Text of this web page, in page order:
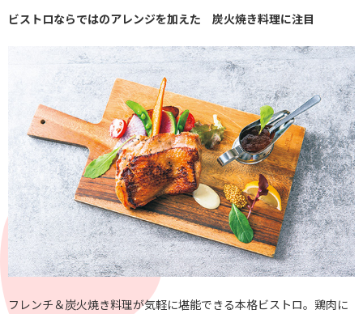
ビストロならではのアレンジを加えた 炭火焼き料理に注目
フレンチ＆炭火焼き料理が気軽に堪能できる本格ビストロ。鶏肉に